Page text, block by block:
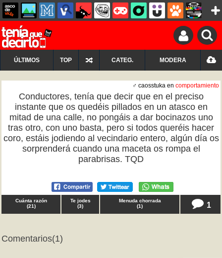
ÚLTIMOS TOP CATEG. MODERA
♂ caosstuka en comportamiento
Conductores, tenía que decir que en el preciso
instante que os quedéis pillados en un atasco en
mitad de una calle, no pongáis a dar bocinazos uno
tras otro, con uno basta, pero si todos queréis hacer
coro, estáis jodiendo al vecindario entero, algún día os
sorprenderá cuando una maceta os rompa el
parabrisas. TQD
Cuánta razón
(21)
Te jodes
(3)
Menuda chorrada
(1) 1
Comentarios(1)